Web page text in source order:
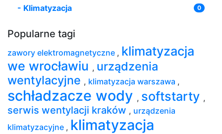
- Klimatyzacja 0
Popularne tagi
zawory elektromagnetyczne , klimatyzacja
we wrocławiu , urządzenia
wentylacyjne , klimatyzacja warszawa ,
schładzacze wody , softstarty ,
serwis wentylacji kraków , urządzenia
klimatyzacyjne , klimatyzacja